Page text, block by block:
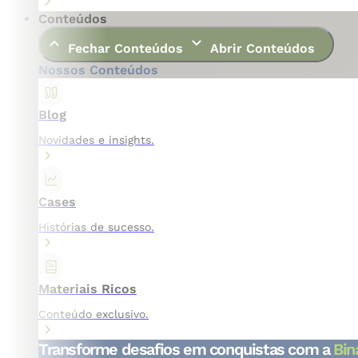
Conteúdos
Fechar Conteúdos
Abrir Conteúdos
Nossos Conteúdos
Blog
Novidades e insights.
Cases
Histórias de sucesso.
Materiais Ricos
Conteúdo exclusivo.
Transforme desafios em conquistas com a